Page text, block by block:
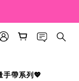
帶系列💖